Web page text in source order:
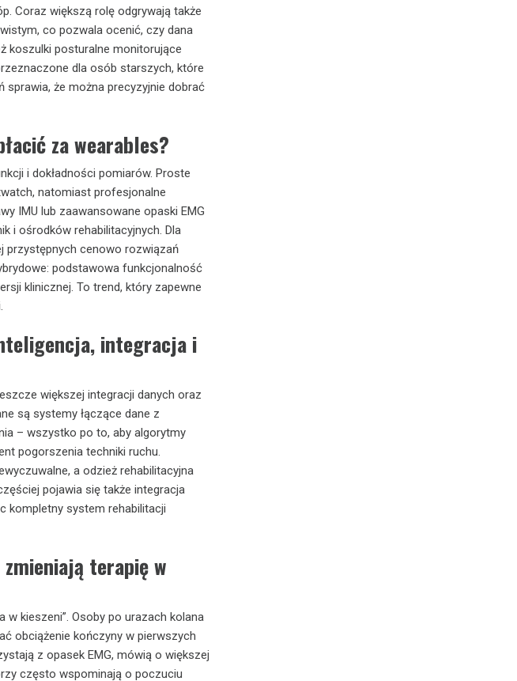
Coraz większą rolę odgrywają także
co pozwala ocenić, czy dana
koszulki posturalne monitorujące
dla osób starszych, które
że można precyzyjnie dobrać
za wearables?
i dokładności pomiarów. Proste
natomiast profesjonalne
IMU lub zaawansowane opaski EMG
i ośrodków rehabilitacyjnych. Dla
przystępnych cenowo rozwiązań
podstawowa funkcjonalność
klinicznej. To trend, który zapewne
integracja i
większej integracji danych oraz
są systemy łączące dane z
– wszystko po to, aby algorytmy
pogorszenia techniki ruchu.
a odzież rehabilitacyjna
pojawia się także integracja
kompletny system rehabilitacji
terapię w
kieszeni”. Osoby po urazach kolana
obciążenie kończyny w pierwszych
z opasek EMG, mówią o większej
często wspominają o poczuciu